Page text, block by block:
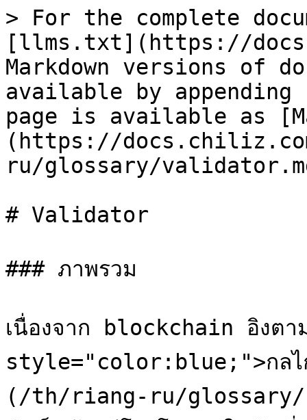
> For the complete
[llms.txt](https://
Markdown versions of
available by
page is available as
(https://
ru/glossary/
# Validator
### ภาพรวม
เนื่องจาก blockchain อิงตา
style="color:blue;">กลไ
(/th/riang-ru/glossary/